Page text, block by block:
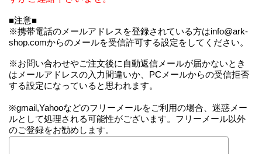
■注意■
※携帯電話のメールアドレスを登録されている方はinfo@ark-
shop.comからのメールを受信許可する設定をしてください。
※お問い合わせやご注文後に自動返信メールが届かないとき
はメールアドレスの入力間違いか、PCメールからの受信拒否
する設定になっていると思われます。
※gmail,Yahooなどのフリーメールをご利用の場合、迷惑メー
ルとして処理される可能性がございます。フリーメール以外
のご登録をお勧めします。